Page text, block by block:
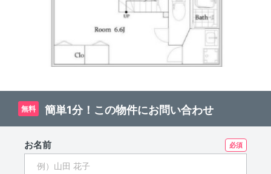
無料 簡単1分！この物件にお問い合わせ
お名前